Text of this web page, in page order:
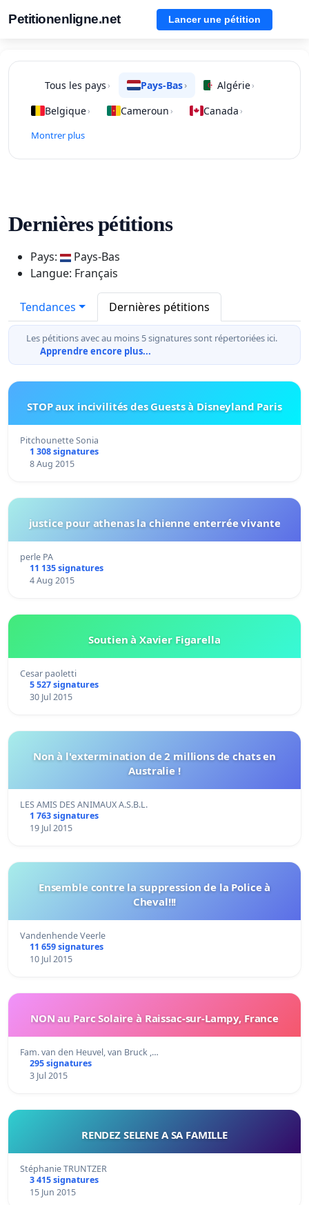
Petitionenligne.net Lancer une pétition
Tous les pays › Pays-Bas› Algérie›
Belgique› Cameroun › Canada ›
Montrer plus
Dernières pétitions
Pays:
Pays-Bas
Langue: Français
Tendances Dernières pétitions
Les pétitions avec au moins 5 signatures sont répertoriées ici.
Apprendre encore plus...
STOP aux incivilités des Guests à Disneyland Paris
Pitchounette Sonia
1 308 signatures
8 Aug 2015
justice pour athenas la chienne enterrée vivante
perle PA
11 135 signatures
4 Aug 2015
Soutien à Xavier Figarella
Cesar paoletti
5 527 signatures
30 Jul 2015
Non à l'extermination de 2 millions de chats en
Australie !
LES AMIS DES ANIMAUX A.S.B.L.
1 763 signatures
19 Jul 2015
Ensemble contre la suppression de la Police à
Cheval!!!
Vandenhende Veerle
11 659 signatures
10 Jul 2015
NON au Parc Solaire à Raissac-sur-Lampy, France
Fam. van den Heuvel, van Bruck ,…
295 signatures
3 Jul 2015
RENDEZ SELENE A SA FAMILLE
Stéphanie TRUNTZER
3 415 signatures
15 Jun 2015